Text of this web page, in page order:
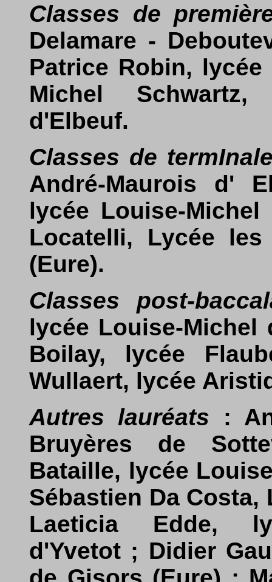
Classes de
Delamare -
Patrice Robin, lycée
Michel
d'Elbeuf.
Classes de
André-Maurois d'
lycée Louise-
LocatelIi, Lycée
(Eure).
Classes post-
lycée Louise-Michel
Boilay, lycée
Wullaert, lycée
Autres lauréats :
Bruyères de
Bataille, lycée
Sébastien Da Costa,
Laeticia Edde,
d'Yvetot ; Didier